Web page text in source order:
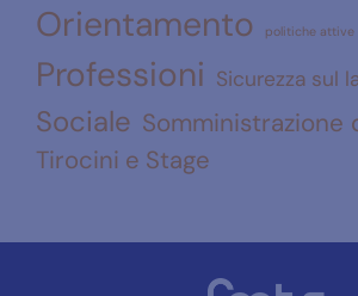
Orientamento politiche attive
Professioni Sicurezza sul
Sociale Somministrazione
Tirocini e Stage